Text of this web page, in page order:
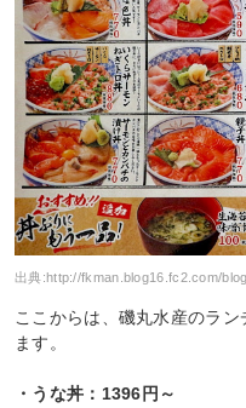
出典: http://fkman.blog16.fc2.com/
ここからは、磯丸水産のラ
ます。
・うな丼：1396円～